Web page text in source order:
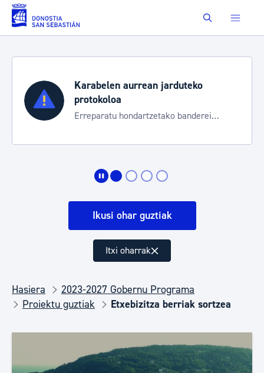
Eduki nagusira joan Buscar
Karabelen aurrean jarduteko
protokoloa
Erreparatu hondartzetako banderei
Ikusi ohar guztiak
Itxi oharrak
Hasiera
2023-2027 Gobernu Programa
Proiektu guztiak
Etxebizitza berriak sortzea